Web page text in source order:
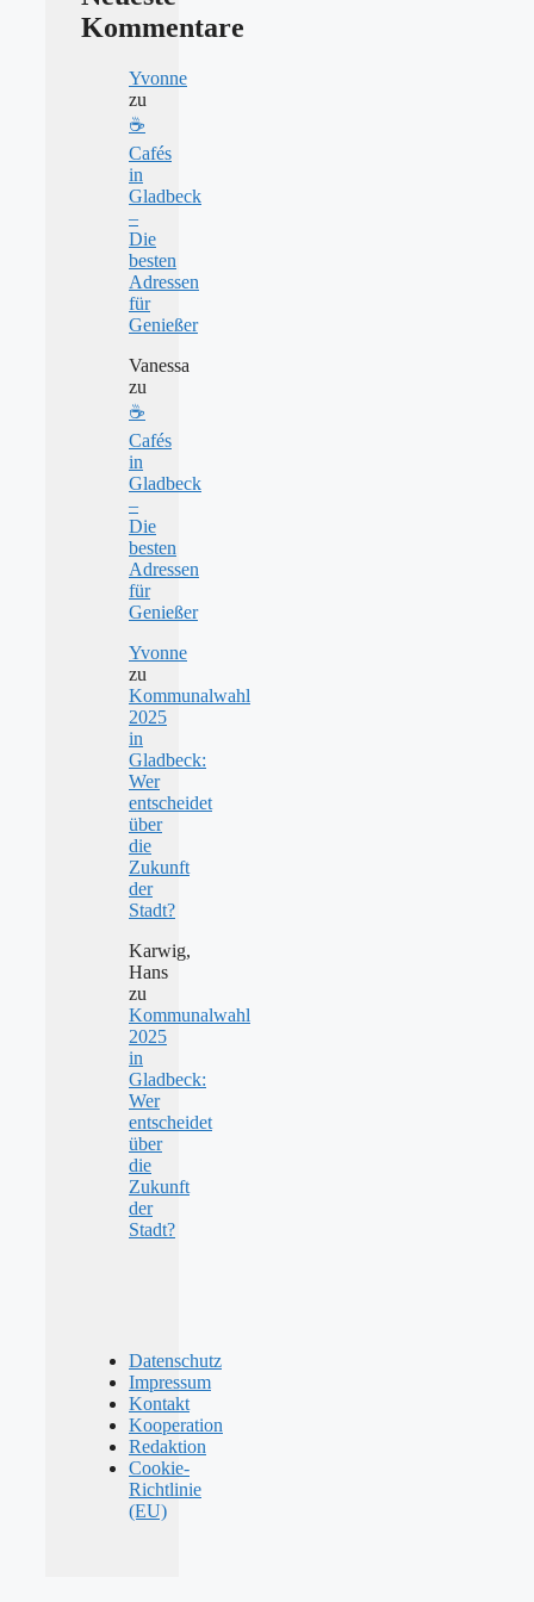
Kommentare
Yvonne
zu
☕
Cafés
in
Gladbeck
–
Die
besten
Adressen
für
Genießer
Vanessa
zu
☕
Cafés
in
Gladbeck
–
Die
besten
Adressen
für
Genießer
Yvonne
zu
Kommunalwahl
2025
in
Gladbeck:
Wer
entscheidet
über
die
Zukunft
der
Stadt?
Karwig,
Hans
zu
Kommunalwahl
2025
in
Gladbeck:
Wer
entscheidet
über
die
Zukunft
der
Stadt?
Datenschutz
Impressum
Kontakt
Kooperation
Redaktion
Cookie-
Richtlinie
(EU)